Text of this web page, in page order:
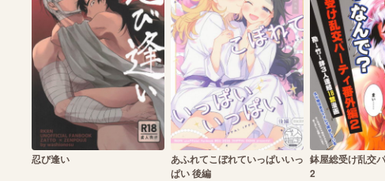
忍び逢い
あふれてこぼれていっぱいいっ
ぱい 後編
鉢屋総受け乱交
2